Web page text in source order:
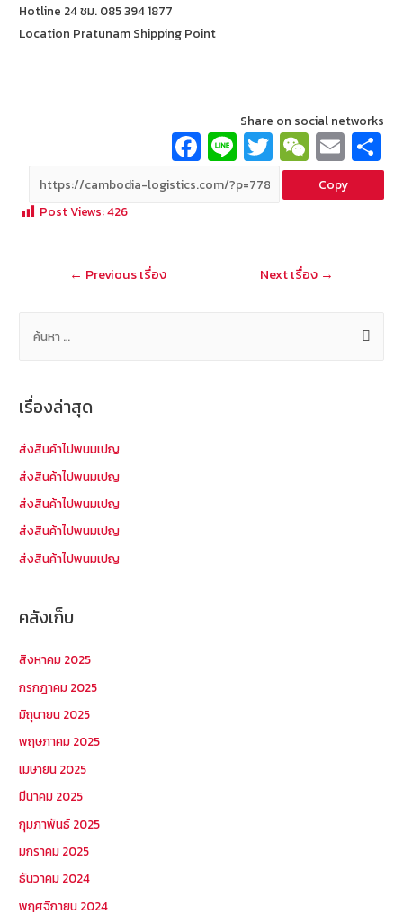
Hotline 24 ชม. 085 394 1877
Location Pratunam Shipping Point
Share on social networks
Fa
ce
b
Li
n
e
T
wi
tt
W
e
C
at
E
m
ai
Copy
Post Views:426
แนะแนว
← Previous เรื่อง Next เรื่อง →
ห
รั
เรื่องล่าสุด
ส่งสินค้าไปพนมเปญ
ส่งสินค้าไปพนมเปญ
ส่งสินค้าไปพนมเปญ
ส่งสินค้าไปพนมเปญ
ส่งสินค้าไปพนมเปญ
คลังเก็บ
สิงหาคม 2025
กรกฎาคม 2025
มิถุนายน 2025
พฤษภาคม 2025
เมษายน 2025
มีนาคม 2025
กุมภาพันธ์ 2025
มกราคม 2025
ธันวาคม 2024
พฤศจิกายน 2024